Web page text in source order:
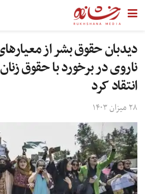
دیدبان حقوق بشر از
ناروی در برخورد با حقوق
انتقاد کرد
۲۸ میزان ۱۴۰۳